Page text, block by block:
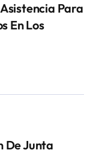
Para
En Los
De Junta